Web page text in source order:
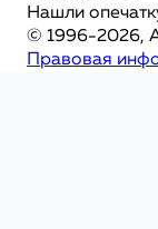
Нашли
© 1996-2026,
Правовая